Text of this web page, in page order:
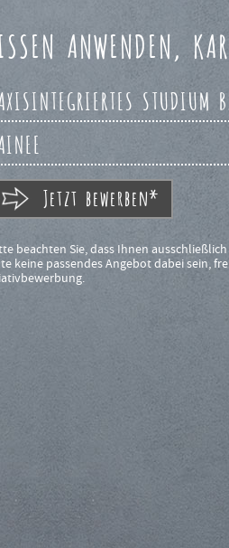
ANWENDEN,
STUDIUM
Jetzt bewerben*
beachten Sie, dass Ihnen
keine passendes Angebot dabei sein,